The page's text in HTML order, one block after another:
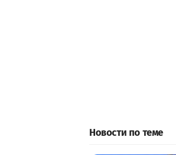
Новости по теме